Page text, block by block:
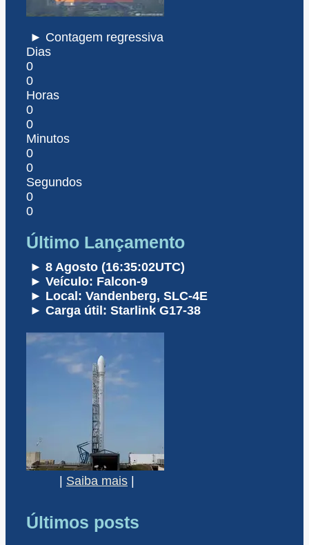
► Contagem regressiva
Dias
0
0
Horas
0
0
Minutos
0
0
Segundos
0
0
Último Lançamento
► 8 Agosto (16:35:02UTC)
► Veículo: Falcon-9
► Local: Vandenberg, SLC-4E
► Carga útil: Starlink G17-38
| Saiba mais |
Últimos posts